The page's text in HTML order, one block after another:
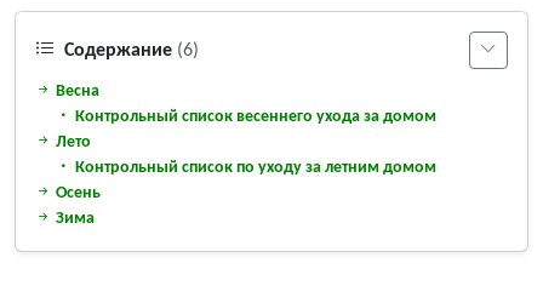
Содержание (6)
Весна
Контрольный список весеннего ухода за домом
Лето
Контрольный список по уходу за летним домом
Осень
Зима